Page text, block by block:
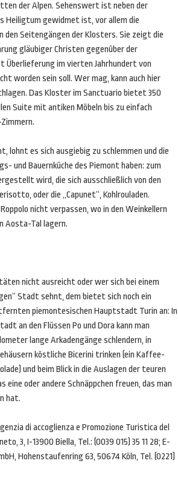
der Alpen. Sehenswert ist neben der
Heiligtum gewidmet ist, vor allem die
den Seitengängen der Klosters. Sie zeigt die
gläubiger Christen gegenüber der
Überlieferung im vierten Jahrhundert von
worden sein soll. Wer mag, kann auch hier
Das Kloster im Sanctuario bietet 350
Suite mit antiken Möbeln bis zu einfach
lohnt es sich ausgiebig zu schlemmen und die
und Bauernküche des Piemont haben: zum
wird, die sich ausschließlich von den
oder die „Capunet“, Kohlrouladen.
nicht verpassen, wo in den Weinkellern
Aosta-Tal lagern.
nicht ausreicht oder wer sich bei einem
Stadt sehnt, dem bietet sich noch ein
piemontesischen Hauptstadt Turin an: In
an den Flüssen Po und Dora kann man
lange Arkadengänge schlendern, in
köstliche Bicerini trinken (ein Kaffee-
und beim Blick in die Auslagen der teuren
eine oder andere Schnäppchen freuen, das man
hat.
di accoglienza e Promozione Turistica del
3, I-13900 Biella, Tel.: (0039 015) 35 11 28; E-
Hohenstaufenring 63, 50674 Köln, Tel. (0221)